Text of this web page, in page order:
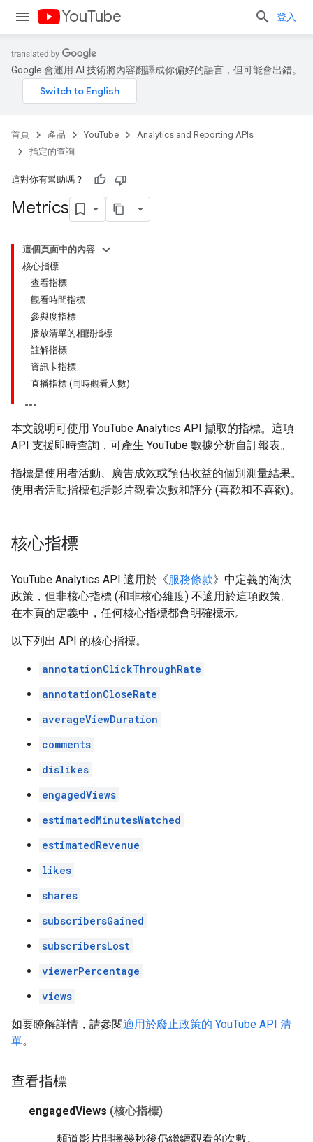
YouTube 登入
Google 會運用 AI 技術將內容翻譯成你偏好的語言，但可能會出錯。
首頁 產品 YouTube
Analytics and Reporting APIs
指定的查詢
這對你有幫助嗎？
Metrics
這個頁面中的內容
核心指標
查看指標
觀看時間指標
參與度指標
播放清單的相關指標
註解指標
資訊卡指標
直播指標 (同時觀看人數)
本文說明可使用 YouTube Analytics API 擷取的指標。這項
API 支援即時查詢，可產生 YouTube 數據分析自訂報表。
指標是使用者活動、廣告成效或預估收益的個別測量結果。
使用者活動指標包括影片觀看次數和評分 (喜歡和不喜歡)。
核心指標
YouTube Analytics API 適用於《服務條款》中定義的淘汰
政策，但非核心指標 (和非核心維度) 不適用於這項政策。
在本頁的定義中，任何核心指標都會明確標示。
以下列出 API 的核心指標。
annotationClickThroughRate
annotationCloseRate
averageViewDuration
comments
dislikes
engagedViews
estimatedMinutesWatched
estimatedRevenue
likes
shares
subscribersGained
subscribersLost
viewerPercentage
views
如要瞭解詳情，請參閱適用於廢止政策的 YouTube API 清
單。
查看指標
engagedViews (核心指標)
頻道影片開播幾秒後仍繼續觀看的次數。